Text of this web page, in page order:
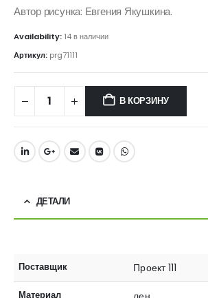
Автор рисунка: Евгения Якушкина.
Availability: 14 в наличии
Артикул: prg71111
В КОРЗИНУ
ДЕТАЛИ
Поставщик Проект 111
Материал